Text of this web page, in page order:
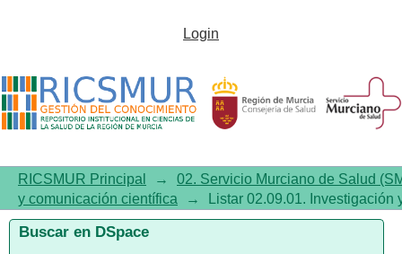
Listar02.09.01. Investigación y
tema
Login
RICSMUR Principal →
02. Servicio Murciano de Salud
y comunicación científica
→ Listar 02.09.01.
Buscar en DSpace